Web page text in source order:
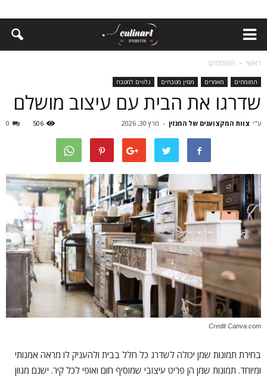
ראשי המומחים
המומחים מאמרים מגזין מטבחים נלווים למטבח
שדרגו את הבית עם עיצוב מושלם
ע"י צוות המקצוענים של המגזין - מרץ 30, 2026 0 506
Credit Canva.com
בחירת תמונות שמן יכולה לשדרג כל חלל בבית ולהעניק לו מראה אמנותי
ומיוחד. תמונות שמן הן פריט עיצובי שמוסיף חום ואופי לכל קיר. ישנם מגוון